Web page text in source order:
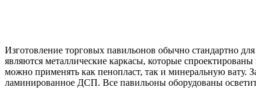
Изготовление торговых павильонов обычно стандартно
являются металлические каркасы, которые
можно применять как пенопласт, так и минеральную
ламинированное ДСП. Все павильоны оборудованы